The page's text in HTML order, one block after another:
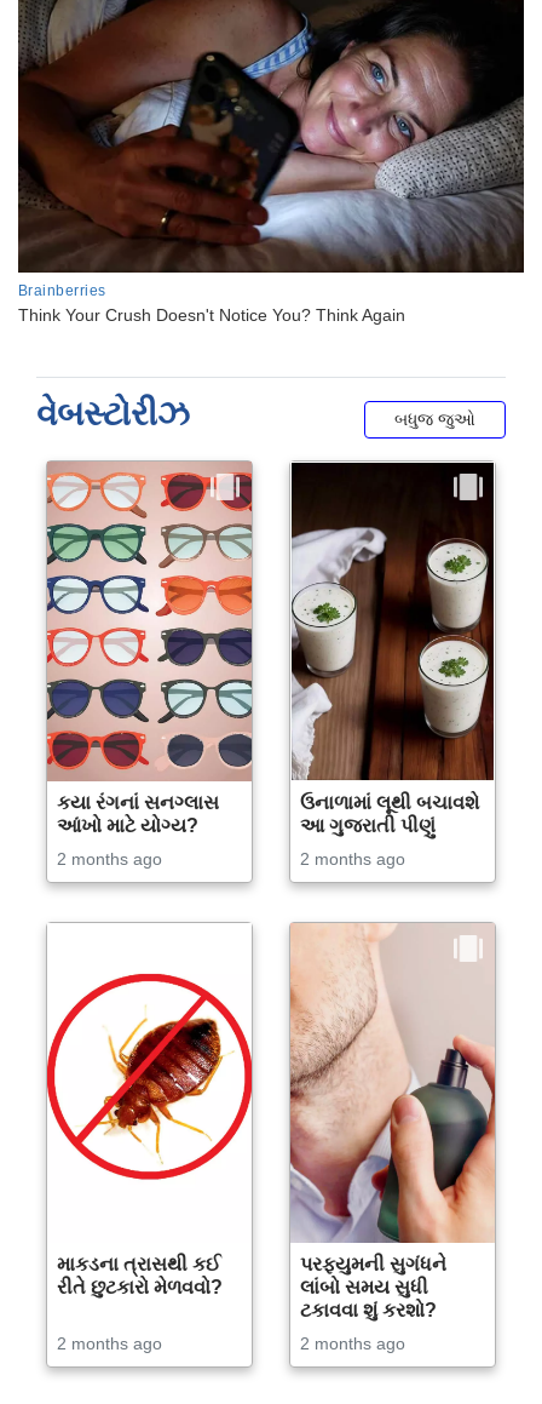
વેબસ્ટોરીઝ બધુજ જુઓ
કયા રંગનાં સનગ્લાસ
આંખો માટે યોગ્ય?
2 months ago
ઉનાળામાં લૂથી બચાવશે
આ ગુજરાતી પીણું
2 months ago
માકડના ત્રાસથી કઈ
રીતે છુટકારો મેળવવો?
2 months ago
પરફ્યુમની સુગંધને
લાંબો સમય સુધી
ટકાવવા શું કરશો?
2 months ago